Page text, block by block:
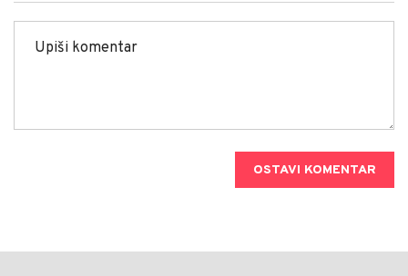
OSTAVI KOMENTAR